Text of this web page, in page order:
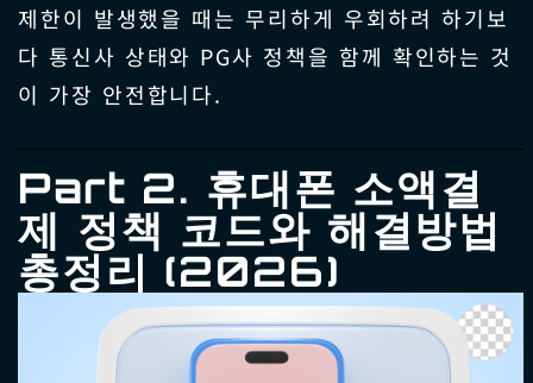
제한이 발생했을 때는 무리하게 우회하려 하기보
다 통신사 상태와 PG사 정책을 함께 확인하는 것
이 가장 안전합니다.
Part 2. 휴대폰 소액결
제 정책 코드와 해결방법
총정리 (2026)